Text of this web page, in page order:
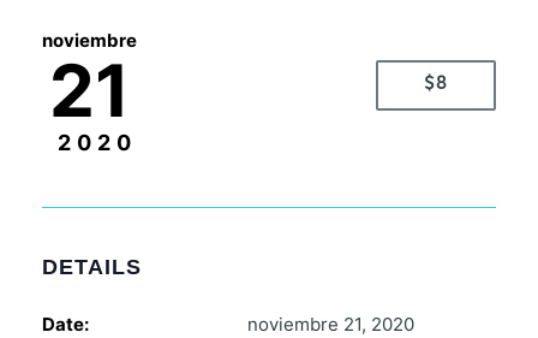
noviembre
21
2020
$8
DETAILS
Date:
noviembre 21, 2020